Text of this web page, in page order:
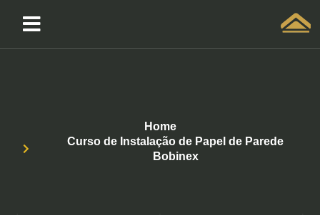
Home
Curso de Instalação de Papel de Parede
Bobinex